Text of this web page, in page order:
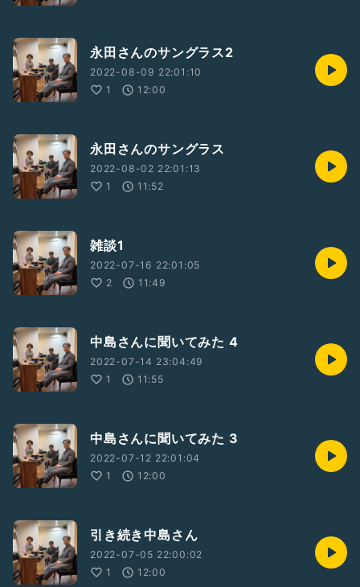
永田さんのサングラス2
2022-08-09 22:01:10
1
12:00
永田さんのサングラス
2022-08-02 22:01:13
1
11:52
雑談1
2022-07-16 22:01:05
2
11:49
中島さんに聞いてみた 4
2022-07-14 23:04:49
1
11:55
中島さんに聞いてみた 3
2022-07-12 22:01:04
1
12:00
引き続き中島さん
2022-07-05 22:00:02
1
12:00